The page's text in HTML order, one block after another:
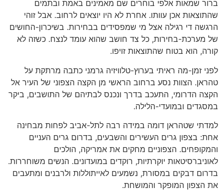
ברור שמאות אלפי בוחרים שם מאמינים באמת ובתמים
שהתוצאות אכן עוותו. אחרת לא היו יוצאים לרחוב. אבל זוהי
הרגשה די רגילה אצל מי שמפסידים בבחירות. בשיכרון-החושים
של מערכת-בחירות, כל צד חושב שהוא עומד לנצח. כשזה לא
קורה, הוא בטוח שהתוצאות זויפו.
לפני זמן-מה ראיתי בערוץ-טלוויזיה גרמני כתבה מרתקת על
טהראן. הצוות נסע ברחוב הראשי מן הקצה הצפוני של העיר אל
הקצה הדרומי, התעכב בדרך ונכנס לבתיהם של התושבים, ביקר
במסגדים ובמועדי-הלילה.
למדתי שטהראן דומה במידה רבה לתל-אביב לפחות מבחינה
אחת: בצפון גרים העשירים והשבעים, בדרום גרים העניים
והמקופחים. הצפוניים מחקים את אמריקה, הולכים
לאוניברסיטאות יוקרתיות, רוקדים במועדונים. הנשים משוחררות.
בדרום דבקים במסורת, נשמעים לאייתוללות ולרבנים ומתעבים
את הצפון המופקר והמושחת.